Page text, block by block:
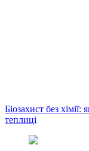
Біозахист без
теплиці